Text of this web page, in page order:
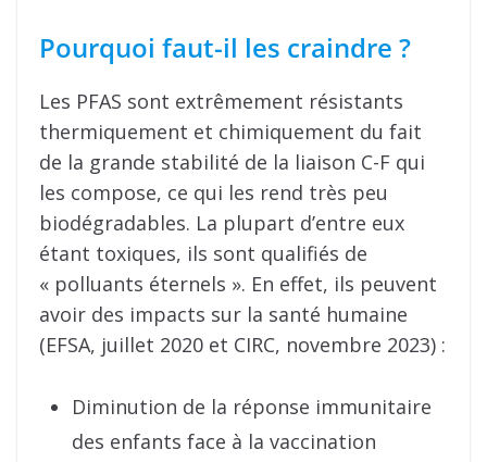
Pourquoi faut-il les craindre ?
Les PFAS sont extrêmement résistants
thermiquement et chimiquement du fait
de la grande stabilité de la liaison C-F qui
les compose, ce qui les rend très peu
biodégradables. La plupart d’entre eux
étant toxiques, ils sont qualifiés de
« polluants éternels ». En effet, ils peuvent
avoir des impacts sur la santé humaine
(EFSA, juillet 2020 et CIRC, novembre 2023) :
Diminution de la réponse immunitaire
des enfants face à la vaccination